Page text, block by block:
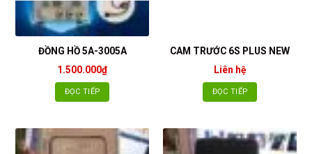
ĐỒNG HỒ 5A-3005A
1.500.000₫
ĐỌC TIẾP
CAM TRƯỚC 6S PLUS NEW
Liên hệ
ĐỌC TIẾP